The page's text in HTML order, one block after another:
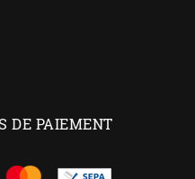
DE PAIEMENT